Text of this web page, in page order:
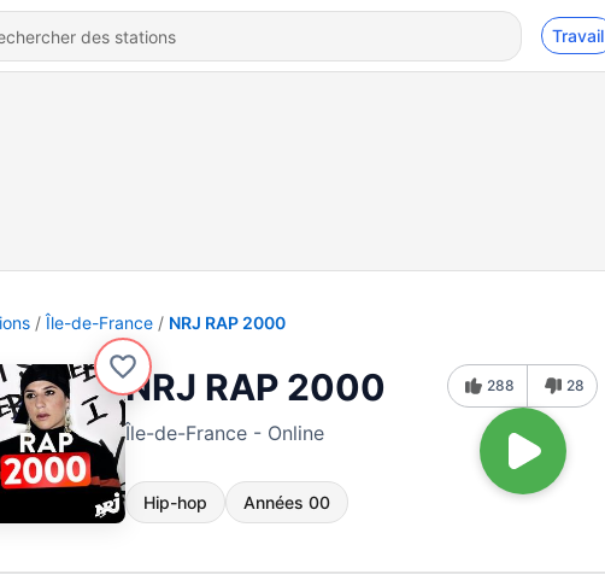
Travail
Île-de-France NRJ RAP 2000
NRJ RAP 2000
Île-de-France - Online
Hip-hop Années 00
288 28